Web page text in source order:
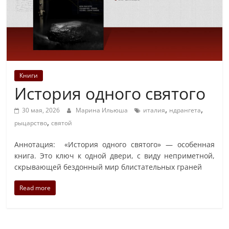
Книги
История одного святого
30 мая, 2026 Марина Ильюша италия, ндрангета,
рыцарство,святой
Аннотация: «История одного святого» — особенная
книга. Это ключ к одной двери, с виду неприметной,
скрывающей бездонный мир блистательных граней
Read more